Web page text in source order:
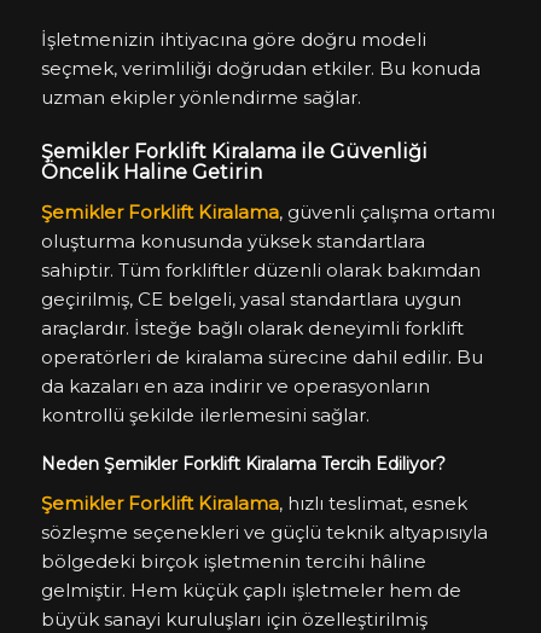
İşletmenizin ihtiyacına göre doğru modeli
seçmek, verimliliği doğrudan etkiler. Bu konuda
uzman ekipler yönlendirme sağlar.
Şemikler Forklift Kiralama ile Güvenliği
Öncelik Haline Getirin
Şemikler Forklift Kiralama, güvenli çalışma ortamı
oluşturma konusunda yüksek standartlara
sahiptir. Tüm forkliftler düzenli olarak bakımdan
geçirilmiş, CE belgeli, yasal standartlara uygun
araçlardır. İsteğe bağlı olarak deneyimli forklift
operatörleri de kiralama sürecine dahil edilir. Bu
da kazaları en aza indirir ve operasyonların
kontrollü şekilde ilerlemesini sağlar.
Neden Şemikler Forklift Kiralama Tercih Ediliyor?
Şemikler Forklift Kiralama, hızlı teslimat, esnek
sözleşme seçenekleri ve güçlü teknik altyapısıyla
bölgedeki birçok işletmenin tercihi hâline
gelmiştir. Hem küçük çaplı işletmeler hem de
büyük sanayi kuruluşları için özelleştirilmiş